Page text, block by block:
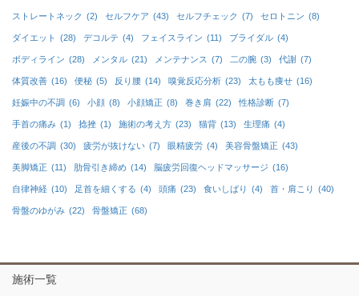
ストレートネック (2) セルフケア (43) セルフチェック (7) セロトニン (8)
ダイエット (28) デコルテ (4) フェイスライン (11) ブライダル (4)
ボディライン (28) メンタル (21) メンテナンス (7) 二の腕 (3) 代謝 (7)
体質改善 (16) 便秘 (5) 反り腰 (14) 嗅覚反応分析 (23) 太もも痩せ (16)
妊娠中の不調 (6) 小顔 (8) 小顔矯正 (8) 巻き肩 (22) 性格診断 (7)
手首の痛み (1) 捻挫 (1) 施術の考え方 (23) 猫背 (13) 生理痛 (4)
産後の不調 (30) 疲労が抜けない (7) 眼精疲労 (4) 美容骨盤矯正 (43)
美脚矯正 (11) 肋骨引き締め (14) 脳疲労回復ヘッドマッサージ (16)
自律神経 (10) 足首を細くする (4) 頭痛 (23) 食いしばり (4) 首・肩こり (40)
骨盤のゆがみ (22) 骨盤矯正 (68)
施術一覧